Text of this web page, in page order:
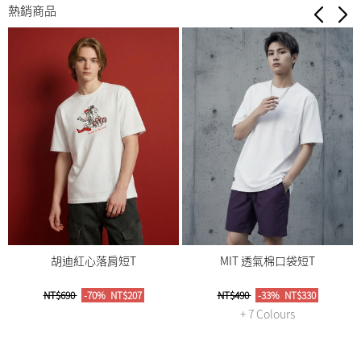
熱銷商品
胡迪紅心落肩短T
NT$690 -70% NT$207
MIT 透氣棉口袋短T
NT$490 -33% NT$330
+ 7 Colours